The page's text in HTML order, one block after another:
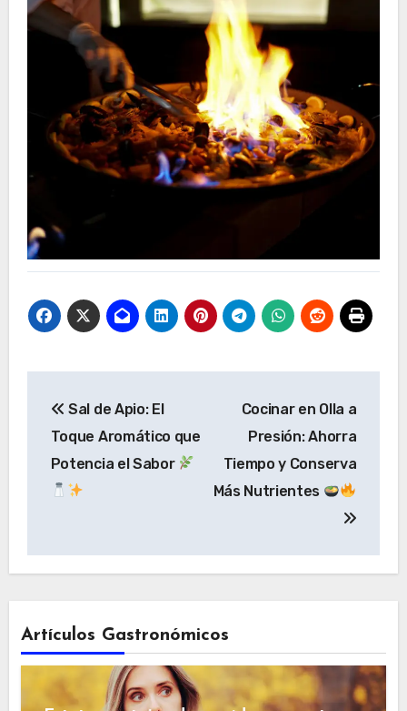
de
entradas
Sal de Apio: El
Toque Aromático que
Potencia el Sabor
Cocinar en Olla a
Presión: Ahorra
Tiempo y Conserva
Más Nutrientes
Artículos Gastronómicos